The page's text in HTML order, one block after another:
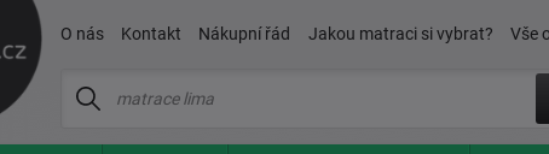
O nás Kontakt Nákupní řád Jakou matraci si vybrat? Vše